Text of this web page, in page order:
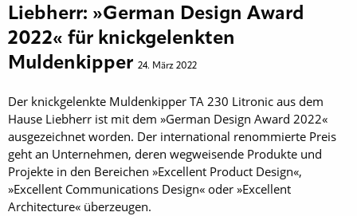
Liebherr: »German Design Award
2022« für knickgelenkten
Muldenkipper 24. März 2022
Der knickgelenkte Muldenkipper TA 230 Litronic aus dem
Hause Liebherr ist mit dem »German Design Award 2022«
ausgezeichnet worden. Der international renommierte Preis
geht an Unternehmen, deren wegweisende Produkte und
Projekte in den Bereichen »Excellent Product Design«,
»Excellent Communications Design« oder »Excellent
Architecture« überzeugen.